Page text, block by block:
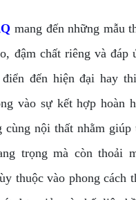
mang đến những mẫu
đậm chất riêng và đáp
đến hiện đại hay
vào sự kết hợp hoàn
cùng nội thất nhằm giúp
trọng mà còn thoải
thuộc vào phong cách